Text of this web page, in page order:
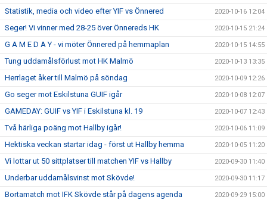
Statistik, media och video efter YIF vs Önnered 2020-10-16 12:04
Seger! Vi vinner med 28-25 över Önnereds HK 2020-10-15 21:24
G A M E D A Y - vi möter Önnered på hemmaplan 2020-10-15 14:55
Tung uddamålsförlust mot HK Malmö 2020-10-13 13:35
Herrlaget åker till Malmö på söndag 2020-10-09 12:26
Go seger mot Eskilstuna GUIF igår 2020-10-08 12:07
GAMEDAY: GUIF vs YIF i Eskilstuna kl. 19 2020-10-07 12:43
Två härliga poäng mot Hallby igår! 2020-10-06 11:09
Hektiska veckan startar idag - först ut Hallby hemma 2020-10-05 11:20
Vi lottar ut 50 sittplatser till matchen YIF vs Hallby 2020-09-30 11:40
Underbar uddamålsvinst mot Skövde! 2020-09-30 11:17
Bortamatch mot IFK Skövde står på dagens agenda 2020-09-29 15:00